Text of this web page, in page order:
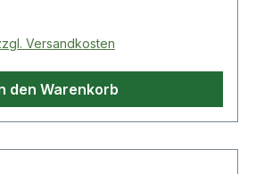
3/4 Zoll-IG, für
DIN 15154-1,-2,-5
Versandkosten
den Warenkorb